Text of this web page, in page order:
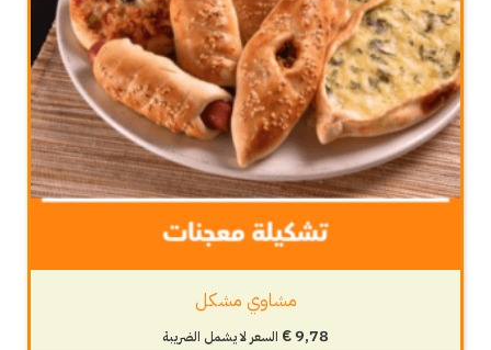
مشاوي مشكل
€9,78 السعر لا يشمل الضريبة